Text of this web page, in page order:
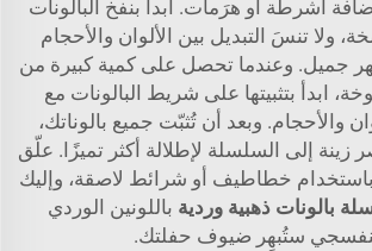
أشرطة أو هرَمات. ابدأ بنفخ البالونات
ولا تنسَ التبديل بين الألوان والأحجام
جميل. وعندما تحصل على كمية كبيرة من
ابدأ بتثبيتها على شريط البالونات مع
والأحجام. وبعد أن تُثبّت جميع بالوناتك،
زينة إلى السلسلة لإطلالة أكثر تميزًا. علّق
باستخدام خطاطيف أو شرائط لاصقة، وإليك
بالونات ذهبية وردية باللونين الوردي
ستُبهِر ضيوف حفلتك.